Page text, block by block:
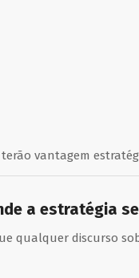
vantagem
a estratégia
qualquer discurso